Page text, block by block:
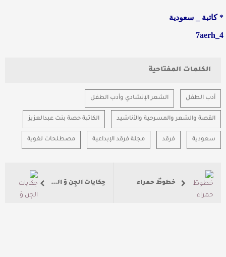
* كاتبة _ سعودية
7aerh_4
الكلمات المفتاحية
أدب الطفل الشعر الإنشادي وأدب الطفل
القصة والشعر والمسرحية والأناشيد الكاتبة حصة بنت عبدالعزيز
سعودية فرقد مجلة فرقد الإبداعية مصطلحات لغوية
خطوطٌ حمراء حِكايات الجِن وَ السَحَرة في أدب الأطفال.. من العالم العربي إلى أوروبا